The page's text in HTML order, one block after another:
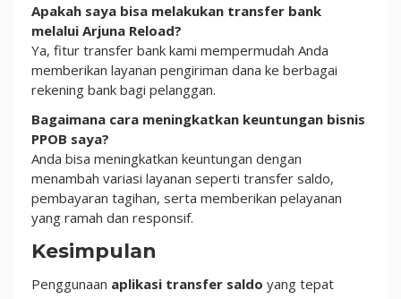
Apakah saya bisa melakukan transfer bank
melalui Arjuna Reload?
Ya, fitur transfer bank kami mempermudah Anda
memberikan layanan pengiriman dana ke berbagai
rekening bank bagi pelanggan.
Bagaimana cara meningkatkan keuntungan bisnis
PPOB saya?
Anda bisa meningkatkan keuntungan dengan
menambah variasi layanan seperti transfer saldo,
pembayaran tagihan, serta memberikan pelayanan
yang ramah dan responsif.
Kesimpulan
Penggunaan aplikasi transfer saldo yang tepat